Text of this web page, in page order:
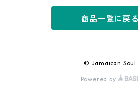
商品一覧に戻る
© Jamaican Soul
Powered by